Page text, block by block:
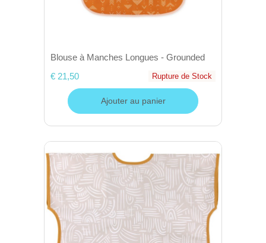
Blouse à Manches Longues - Grounded
€ 21,50
Rupture de Stock
Ajouter au panier